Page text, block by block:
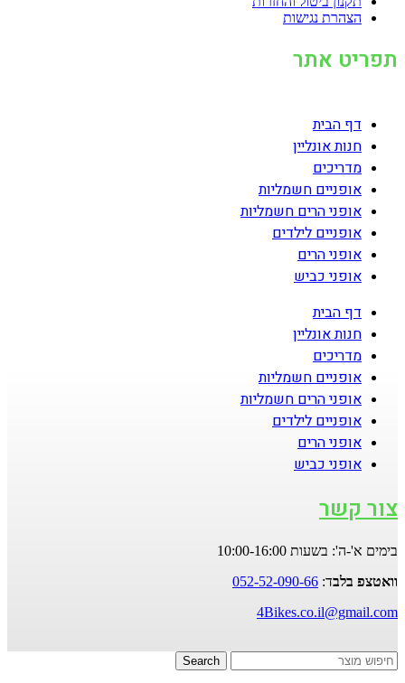
הצהרת נגישות
תפריט אתר
דף הבית
חנות אונליין
מדריכים
אופניים חשמליות
אופני הרים חשמליות
אופניים לילדים
אופני הרים
אופני כביש
דף הבית
חנות אונליין
מדריכים
אופניים חשמליות
אופני הרים חשמליות
אופניים לילדים
אופני הרים
אופני כביש
צור קשר
בימים א'-ה': בשעות 10:00-16:00
וואטצפ בלבד: 052-52-090-66
4Bikes.co.il@gmail.com
Search